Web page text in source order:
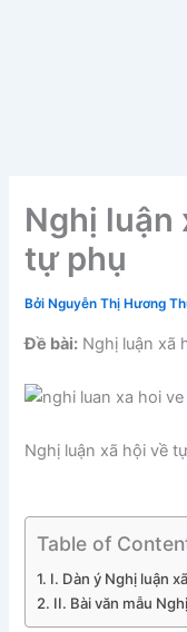
Nghị luận
tự phụ
Bởi Nguyễn Thị Hương
Đề bài: Nghị luận xã
Nghị luận xã hội về
Table of
I. Dàn ý Nghị luận
II. Bài văn mẫu